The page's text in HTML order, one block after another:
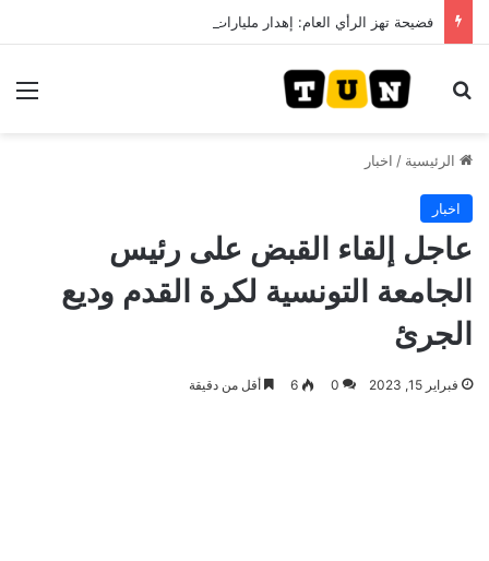
بحث عن
الرئيسية / اخبار
اخبار
عاجل إلقاء القبض على رئيس
الجامعة التونسية لكرة القدم وديع
الجرئ
فبراير 15, 2023 0
6 أقل من دقيقة